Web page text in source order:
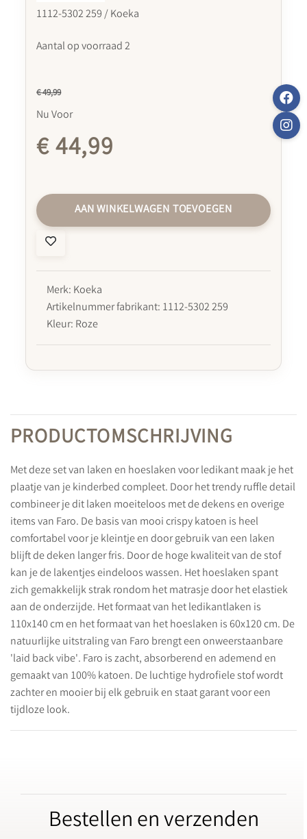
1112-5302 259 / Koeka
Aantal op voorraad 2
€ 49,99
Nu Voor
€ 44,99
AAN WINKELWAGEN TOEVOEGEN
Merk: Koeka
Artikelnummer fabrikant: 1112-5302 259
Kleur: Roze
PRODUCTOMSCHRIJVING
Met deze set van laken en hoeslaken voor ledikant maak je het
plaatje van je kinderbed compleet. Door het trendy ruffle detail
combineer je dit laken moeiteloos met de dekens en overige
items van Faro. De basis van mooi crispy katoen is heel
comfortabel voor je kleintje en door gebruik van een laken
blijft de deken langer fris. Door de hoge kwaliteit van de stof
kan je de lakentjes eindeloos wassen. Het hoeslaken spant
zich gemakkelijk strak rondom het matrasje door het elastiek
aan de onderzijde. Het formaat van het ledikantlaken is
110x140 cm en het formaat van het hoeslaken is 60x120 cm. De
natuurlijke uitstraling van Faro brengt een onweerstaanbare
'laid back vibe'. Faro is zacht, absorberend en ademend en
gemaakt van 100% katoen. De luchtige hydrofiele stof wordt
zachter en mooier bij elk gebruik en staat garant voor een
tijdloze look.
Bestellen en verzenden